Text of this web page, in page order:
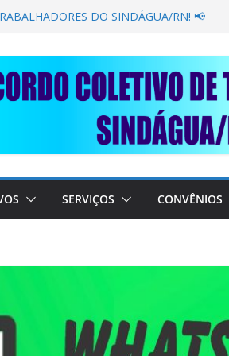
SECAR SUA TORNEIRA: UNIDOS
em importante debate com o Ministro
A SABESP! 🚨
AJUDE O NOSSO
RAIMUNDO DA CAERN!
SERVIÇOS CONVÊNIOS